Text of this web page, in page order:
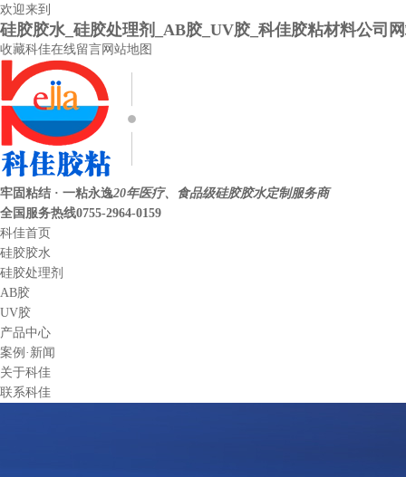
欢迎来到
硅胶胶水_硅胶处理剂_AB胶_UV胶_科佳胶粘材料公司
收藏科佳在线留言网站地图
牢固粘结 · 一粘永逸20年医疗、食品级硅胶胶水定制服务商
全国服务热线0755-2964-0159
科佳首页
硅胶胶水
硅胶处理剂
AB胶
UV胶
产品中心
案例·新闻
关于科佳
联系科佳